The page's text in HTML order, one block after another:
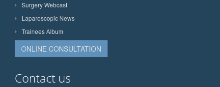
Surgery Webcast
Laparoscopic News
Trainees Album
ONLINE CONSULTATION
Contact us